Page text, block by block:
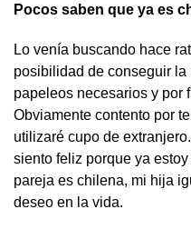
Pocos saben que ya es
Lo venía buscando hace
posibilidad de conseguir
papeleos necesarios y por
Obviamente contento por
utilizaré cupo de
siento feliz porque ya
pareja es chilena, mi hija
deseo en la vida.